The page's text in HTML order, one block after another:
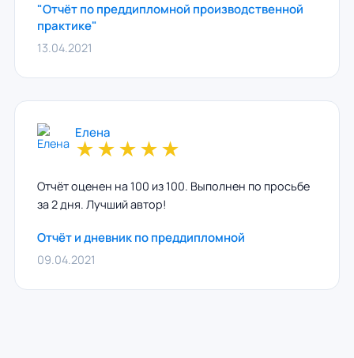
"Отчёт по преддипломной производственной
практике"
13.04.2021
Елена
★★★★★
Отчёт оценен на 100 из 100. Выполнен по просьбе
за 2 дня. Лучший автор!
Отчёт и дневник по преддипломной
09.04.2021